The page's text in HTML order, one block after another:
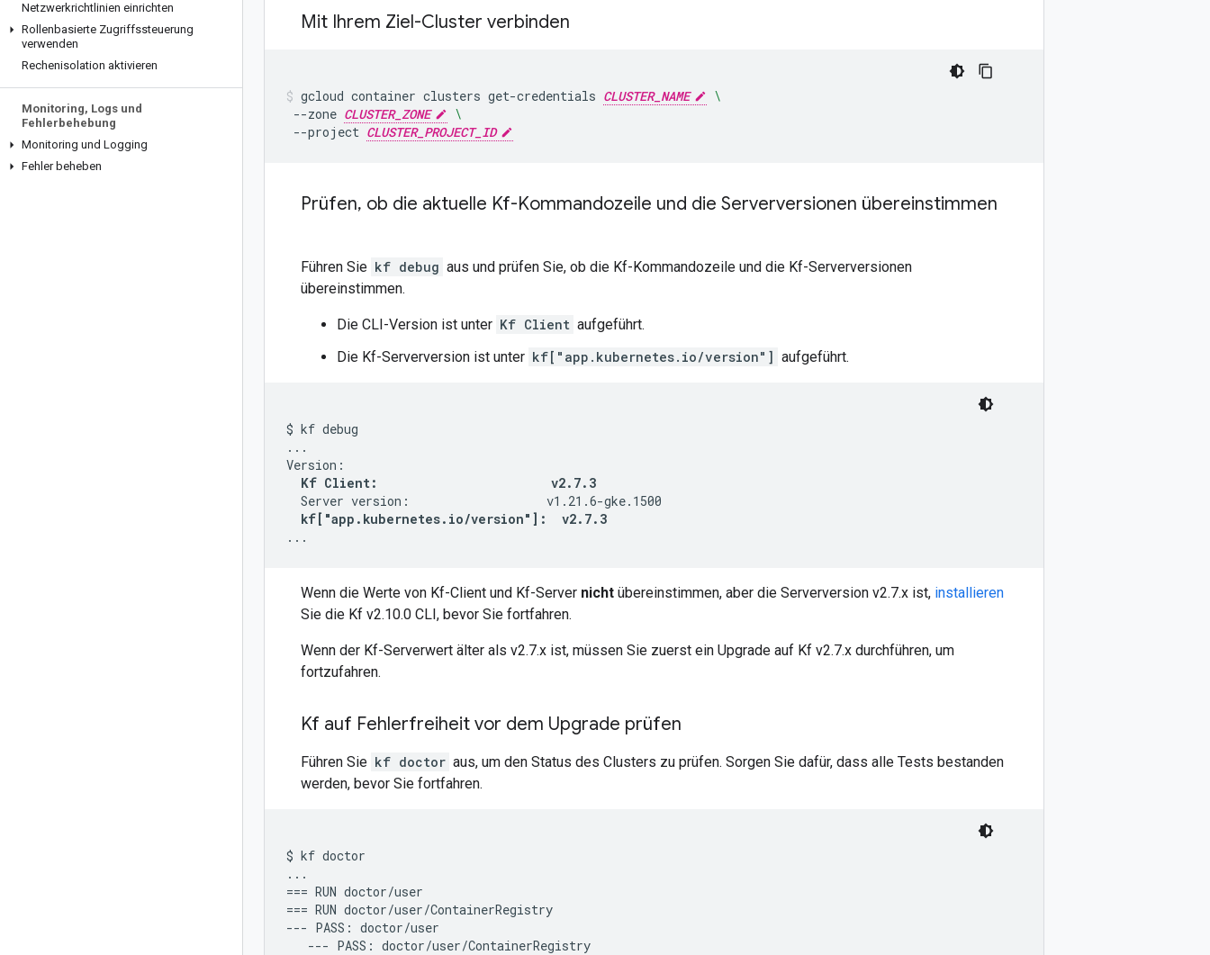
Netzwerkrichtlinien einrichten
Rollenbasierte Zugriffssteuerung
verwenden
Rechenisolation aktivieren
Monitoring, Logs und
Fehlerbehebung
Monitoring und Logging
Fehler beheben
Mit Ihrem Ziel-Cluster verbinden
gcloud container clusters get-credentials CLUSTER_NAME
\
--zone CLUSTER_ZONE
\
--project CLUSTER_PROJECT_ID
Prüfen, ob die aktuelle Kf-Kommandozeile und die Serverversionen übereinstimmen
Führen Sie kf debug aus und prüfen Sie, ob die Kf-Kommandozeile und die Kf-Serverversionen
übereinstimmen.
Die CLI-Version ist unter Kf Client aufgeführt.
Die Kf-Serverversion ist unter kf["app.kubernetes.io/version"] aufgeführt.
$ kf debug
...
Version:
Kf Client:                        v2.7.3
  Server version:                   v1.21.6-gke.1500
kf["app.kubernetes.io/version"]:  v2.7.3
Wenn die Werte von Kf-Client und Kf-Server nicht übereinstimmen, aber die Serverversion v2.7.x ist, installieren
Sie die Kf v2.10.0 CLI, bevor Sie fortfahren.
Wenn der Kf-Serverwert älter als v2.7.x ist, müssen Sie zuerst ein Upgrade auf Kf v2.7.x durchführen, um
fortzufahren.
Kf auf Fehlerfreiheit vor dem Upgrade prüfen
Führen Sie kf doctor aus, um den Status des Clusters zu prüfen. Sorgen Sie dafür, dass alle Tests bestanden
werden, bevor Sie fortfahren.
$ kf doctor
...
=== RUN doctor/user
=== RUN doctor/user/ContainerRegistry
--- PASS: doctor/user
   --- PASS: doctor/user/ContainerRegistry